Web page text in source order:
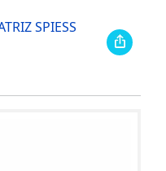
SPIESS